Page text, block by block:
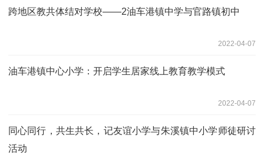
跨地区教共体结对学校——2油车港镇中学与官路镇初中
2022-04-07
油车港镇中心小学：开启学生居家线上教育教学模式
2022-04-07
同心同行，共生共长，记友谊小学与朱溪镇中小学师徒研讨
活动